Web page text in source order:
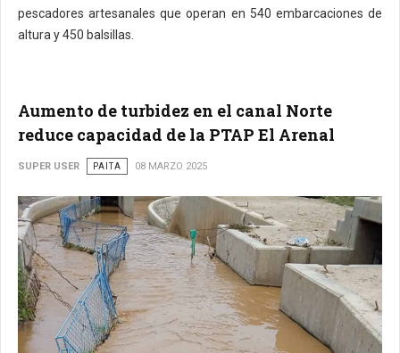
pescadores artesanales que operan en 540 embarcaciones de
altura y 450 balsillas.
Aumento de turbidez en el canal Norte
reduce capacidad de la PTAP El Arenal
SUPER USER PAITA 08 MARZO 2025